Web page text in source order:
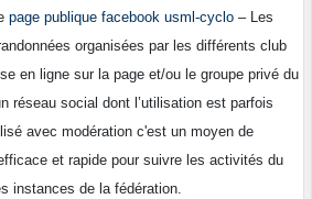
page publique facebook usml-cyclo – Les
organisées par les différents club
en ligne sur la page et/ou le groupe privé du
réseau social dont l’utilisation est parfois
avec modération c'est un moyen de
et rapide pour suivre les activités du
instances de la fédération.